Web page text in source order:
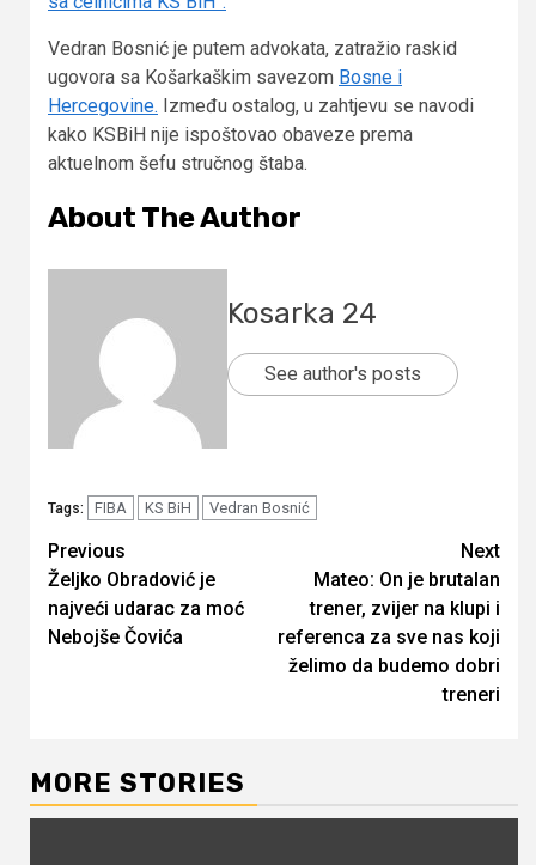
Vedran Bosnić je putem advokata, zatražio raskid
ugovora sa Košarkaškim savezom Bosne i
Hercegovine. Između ostalog, u zahtjevu se navodi
kako KSBiH nije ispoštovao obaveze prema
aktuelnom šefu stručnog štaba.
About The Author
Kosarka 24
See author's posts
Tags: FIBA KS BiH Vedran Bosnić
Continue
Reading
Previous
Željko Obradović je
najveći udarac za moć
Nebojše Čovića
Next
Mateo: On je brutalan
trener, zvijer na klupi i
referenca za sve nas koji
želimo da budemo dobri
treneri
MORE STORIES